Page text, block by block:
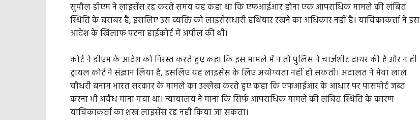
सुपौल डीएम ने लाइसेंस रद्द करते समय यह कहा था कि एफआईआर होना एक आपराधिक मामले की लंबित
स्थिति के बराबर है, इसलिए उस व्यक्ति को लाइसेंसधारी हथियार रखने का अधिकार नहीं है। याचिकाकर्ता ने इस
आदेश के खिलाफ पटना हाईकोर्ट में अपील की थी।
कोर्ट ने डीएम के आदेश को निरस्त करते हुए कहा कि इस मामले में न तो पुलिस ने चार्जशीट दायर की है और न ही
ट्रायल कोर्ट ने संज्ञान लिया है, इसलिए यह लाइसेंस के लिए अयोग्यता नहीं हो सकती। अदालत ने मेवा लाल
चौधरी बनाम भारत सरकार के मामले का उल्लेख करते हुए कहा कि एफआईआर के आधार पर पासपोर्ट जब्त
करना भी अवैध माना गया था। न्यायालय ने माना कि सिर्फ आपराधिक मामले की लंबित स्थिति के कारण
याचिकाकर्ता का शस्त्र लाइसेंस रद्द नहीं किया जा सकता।